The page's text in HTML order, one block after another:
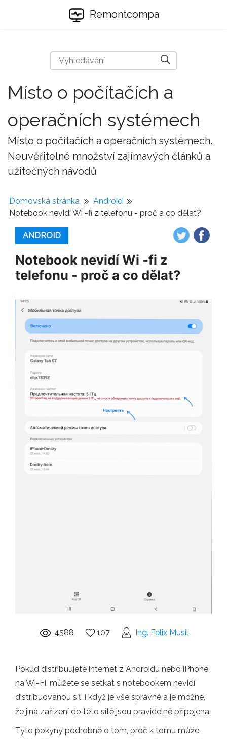
Remontcompa
Místo o počítačích a
operačních systémech
Místo o počítačích a operačních systémech.
Neuvěřitelné množství zajímavých článků a
užitečných návodů
Domovská stránka
Android
Notebook nevidí Wi -fi z telefonu - proč a co dělat?
ANDROID
Notebook nevidí Wi -fi z
telefonu - proč a co dělat?
4588 107 Ing. Felix Musil
Pokud distribuujete internet z Androidu nebo iPhone
na Wi-Fi, můžete se setkat s notebookem nevidí
distribuovanou síť, i když je vše správné a je možné,
že jiná zařízení do této sítě jsou pravidelně připojena.
Tyto pokyny podrobně o tom, proč k tomu může